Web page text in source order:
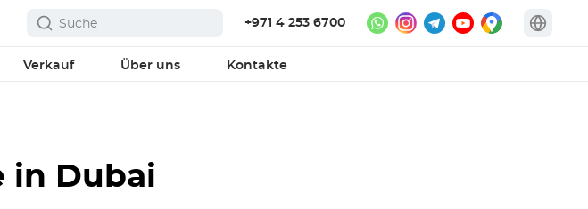
+971 4 253 6700
Verkauf Über uns Kontakte
in Dubai